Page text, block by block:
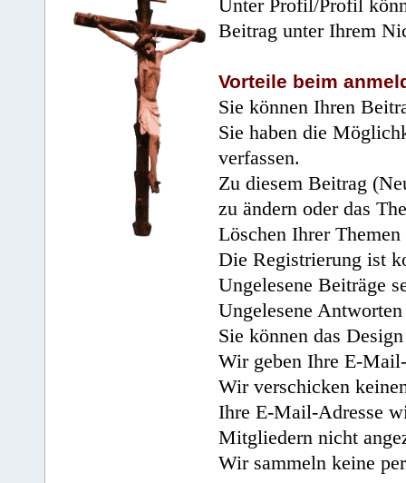
Unter Profil/Profil
Beitrag unter Ihrem
Vorteile beim
Sie können Ihren
Sie haben die
verfassen.
Zu diesem Beitrag
zu ändern oder das
Löschen Ihrer
Die Registrierung ist
Ungelesene Beiträge
Ungelesene
Sie können das
Wir geben Ihre E-
Wir verschicken
Ihre E-Mail-Adresse
Mitgliedern nicht
Wir sammeln keine